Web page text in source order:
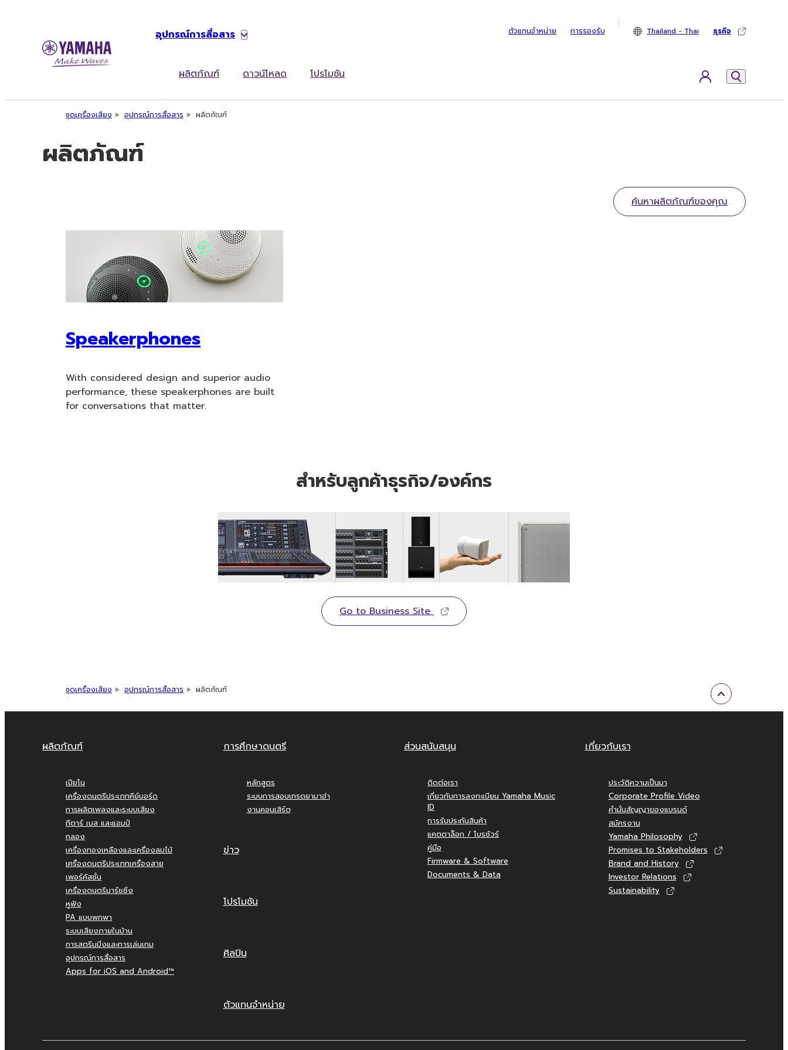
อุปกรณ์การสื่อสาร
ผลิตภัณฑ์ ดาวน์โหลด โปรโมชัน
ตัวแทนจำหน่าย การรองรับ Thailand - Thai ธุรกิจ
ชุดเครื่องเสียง อุปกรณ์การสื่อสาร ผลิตภัณฑ์
ผลิตภัณฑ์
ค้นหาผลิตภัณฑ์ของคุณ
Speakerphones
With considered design and superior audio
performance, these speakerphones are built
for conversations that matter.
สำหรับลูกค้าธุรกิจ/องค์กร
Go to Business Site
ชุดเครื่องเสียง อุปกรณ์การสื่อสาร ผลิตภัณฑ์
ผลิตภัณฑ์
เปียโน
เครื่องดนตรีประเภทคีย์บอร์ด
การผลิตเพลงและระบบเสียง
กีตาร์ เบส และแอมป์
กลอง
เครื่องทองเหลืองและเครื่องลมไม้
เครื่องดนตรีประเภทเครื่องสาย
เพอร์คัสชั่น
เครื่องดนตรีมาร์ชชิ่ง
หูฟัง
PA แบบพกพา
ระบบเสียงภายในบ้าน
การสตรีมมิ่งและการเล่นเกม
อุปกรณ์การสื่อสาร
Apps for iOS and Android™
การศึกษาดนตรี
หลักสูตร
ระบบการสอบเกรดยามาฮ่า
งานคอนเสิร์ต
ข่าว
โปรโมชัน
ศิลปิน
ตัวแทนจำหน่าย
ส่วนสนับสนุน
ติดต่อเรา
เกี่ยวกับการลงทะเบียน Yamaha Music
ID
การรับประกันสินค้า
แคตตาล็อก / โบรชัวร์
คู่มือ
Firmware & Software
Documents & Data
เกี่ยวกับเรา
ประวัติความเป็นมา
Corporate Profile Video
คำมั่นสัญญาของแบรนด์
สมัครงาน
Yamaha Philosophy
Promises to Stakeholders
Brand and History
Investor Relations
Sustainability